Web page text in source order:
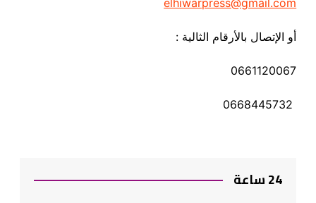
elhiwarpress@gmail.com
أو الإتصال بالأرقام الثالية :
0661120067
24 ساعة